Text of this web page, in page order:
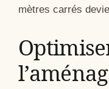
mètres carrés